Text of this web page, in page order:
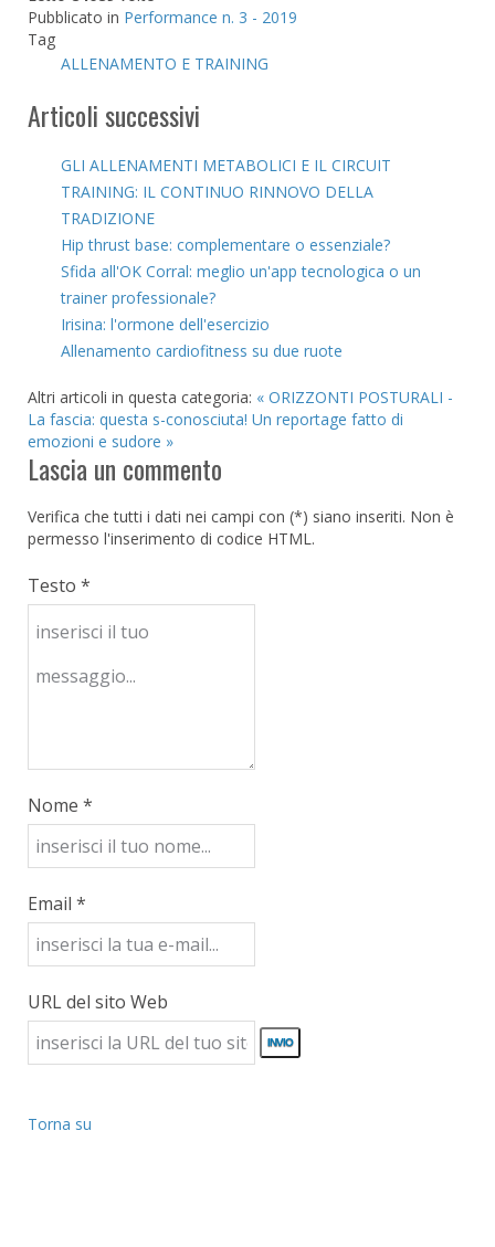
Pubblicato in Performance n. 3 - 2019
Tag
ALLENAMENTO E TRAINING
Articoli successivi
GLI ALLENAMENTI METABOLICI E IL CIRCUIT
TRAINING: IL CONTINUO RINNOVO DELLA
TRADIZIONE
Hip thrust base: complementare o essenziale?
Sfida all'OK Corral: meglio un'app tecnologica o un
trainer professionale?
Irisina: l'ormone dell'esercizio
Allenamento cardiofitness su due ruote
Altri articoli in questa categoria: « ORIZZONTI POSTURALI -
La fascia: questa s-conosciuta! Un reportage fatto di
emozioni e sudore »
Lascia un commento
Verifica che tutti i dati nei campi con (*) siano inseriti. Non è
permesso l'inserimento di codice HTML.
Testo *
Nome *
Email *
URL del sito Web
Torna su